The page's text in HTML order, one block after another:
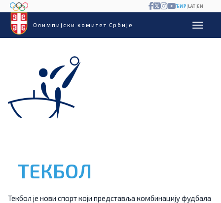
Олимпијски комитет Србије
ЋИР|LAT|EN
ТЕКБОЛ
Текбол је нови спорт који представља комбинацију фудбала